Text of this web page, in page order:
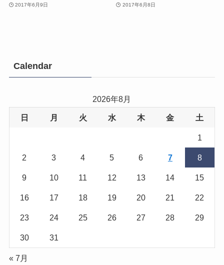
2017年6月9日 2017年6月8日
Calendar
2026年8月
日 月 火 水 木 金 土
1
2 3 4 5 6 7 8
9 10 11 12 13 14 15
16 17 18 19 20 21 22
23 24 25 26 27 28 29
30 31
« 7月